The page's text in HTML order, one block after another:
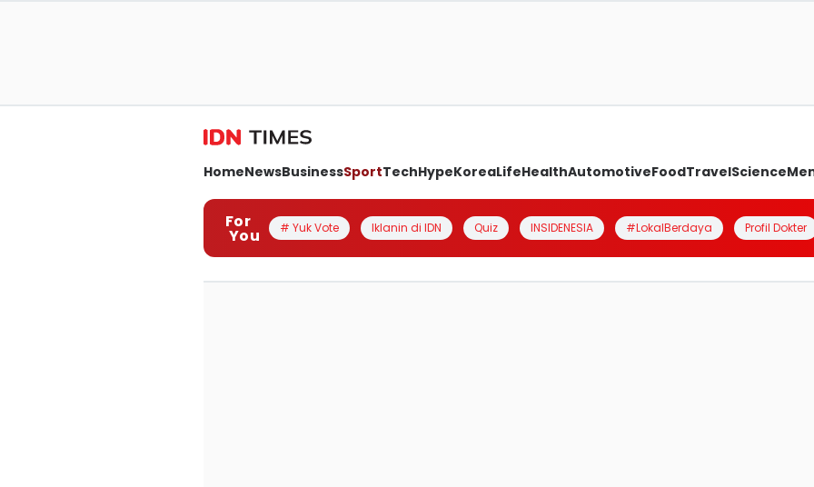
HomeNewsBusinessSportTechHypeKoreaLifeHealthAutomotiveFoodTravelScience
For
You # Yuk Vote Iklanin di IDN Quiz INSIDENESIA #LokalBerdaya Profil Dokter